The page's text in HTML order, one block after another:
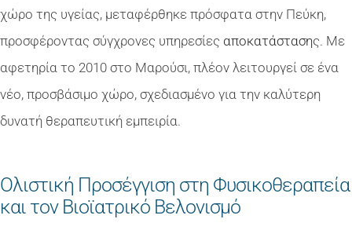
χώρο της υγείας, μεταφέρθηκε πρόσφατα στην Πεύκη,
προσφέροντας σύγχρονες υπηρεσίες αποκατάστασης. Με
αφετηρία το 2010 στο Μαρούσι, πλέον λειτουργεί σε ένα
νέο, προσβάσιμο χώρο, σχεδιασμένο για την καλύτερη
δυνατή θεραπευτική εμπειρία.
Ολιστική Προσέγγιση στη Φυσικοθεραπεία
και τον Βιοϊατρικό Βελονισμό